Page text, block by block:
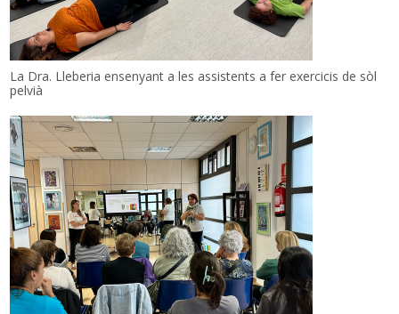
La Dra. Lleberia ensenyant a les assistents a fer exercicis de sòl
pelvià